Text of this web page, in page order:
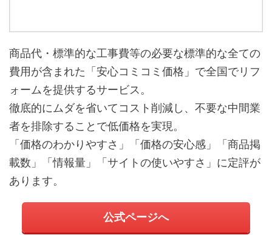
商品代・標準的な工事費等の必要な標準的な全ての
費用が含まれた「安心コミコミ価格」で全国でリフ
ォームを提供するサービス。
徹底的にムダを省いてコスト削減し、不要な中間業
者を排除することで低価格を実現。
「価格のわかりやすさ」「価格の安心感」「商品掲
載数」「情報量」「サイトの使いやすさ」に定評が
あります。
公式ページへ